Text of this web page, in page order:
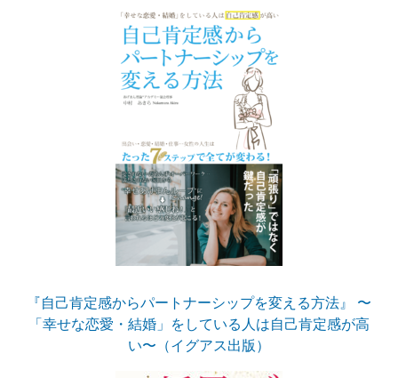
『自己肯定感からパートナーシップを変える方法』 〜
「幸せな恋愛・結婚」をしている人は自己肯定感が高
い〜（イグアス出版）